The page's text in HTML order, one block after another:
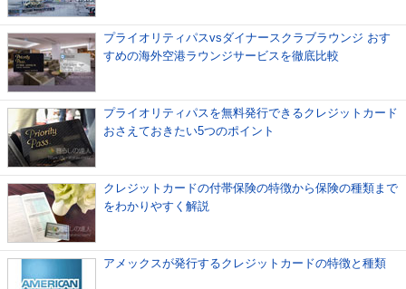
プライオリティパスvsダイナースクラブラウンジ おす
すめの海外空港ラウンジサービスを徹底比較
プライオリティパスを無料発行できるクレジットカード
おさえておきたい5つのポイント
クレジットカードの付帯保険の特徴から保険の種類まで
をわかりやすく解説
アメックスが発行するクレジットカードの特徴と種類